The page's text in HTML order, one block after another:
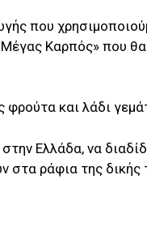
που
Καρπός» που
και λάδι
Ελλάδα, να
στα ράφια της δικής